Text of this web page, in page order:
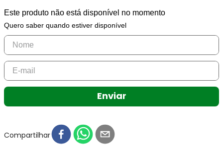
Este produto não está disponível no momento
Quero saber quando estiver disponível
Enviar
Compartilhar